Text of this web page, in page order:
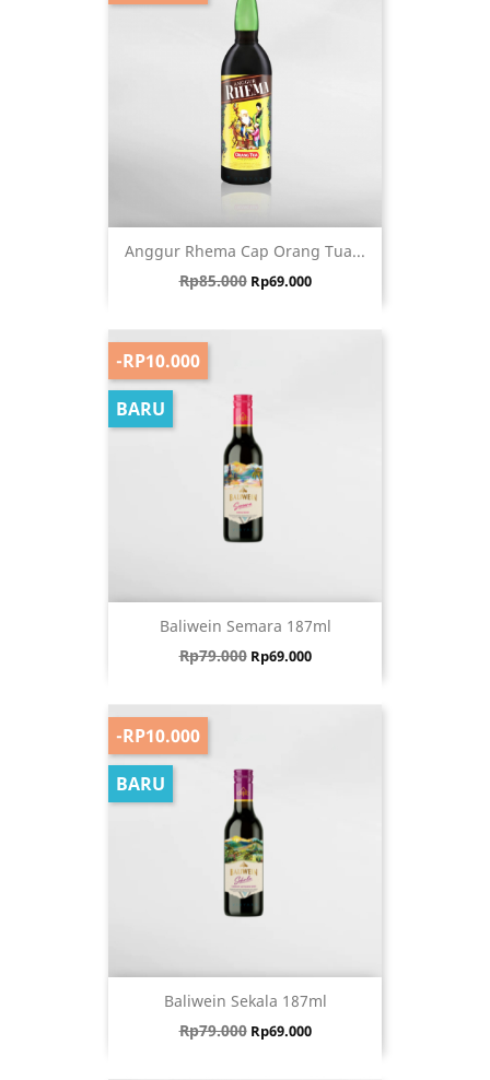
Anggur Rhema Cap Orang Tua...
Harga biasa
Rp85.000 Harga
Rp69.000
Baliwein Semara 187ml
Harga biasa
Rp79.000 Harga
Rp69.000
-RP10.000
BARU
Baliwein Sekala 187ml
Harga biasa
Rp79.000 Harga
Rp69.000
-RP10.000
BARU